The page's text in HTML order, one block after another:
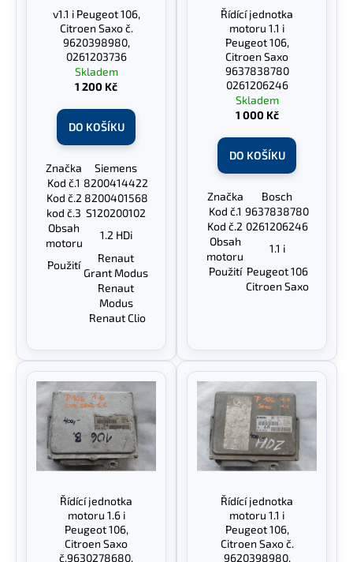
v1.1 i Peugeot 106,
Citroen Saxo č.
9620398980,
0261203736
Skladem
1 200 Kč
DO KOŠÍKU
Značka
Siemens
Kod č.1 8200414422
Kod č.2 8200401568
kod č.3 S120200102
Obsah
motoru
1.2 HDi
Použití
Renaut
Grant Modus
Renaut
Modus
Renaut Clio
Řídící jednotka
motoru 1.1 i
Peugeot 106,
Citroen Saxo
9637838780
0261206246
Skladem
1 000 Kč
DO KOŠÍKU
Značka
Bosch
Kod č.1 9637838780
Kod č.2 0261206246
Obsah
motoru
1.1 i
Použití Peugeot 106
Citroen Saxo
Řídící jednotka
motoru 1.6 i
Peugeot 106,
Citroen Saxo
č.9630278680,
Řídící jednotka
motoru 1.1 i
Peugeot 106,
Citroen Saxo č.
9620398980,
HLEDAT
č